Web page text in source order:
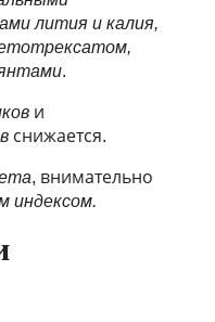
лития и калия,
.
и
снижается.
, внимательно
индексом.